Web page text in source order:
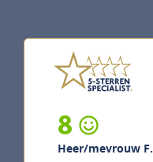
8
Heer/mevrouw